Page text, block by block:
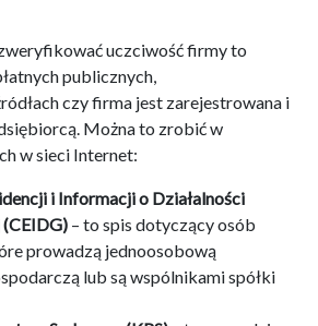
uczciwość firmy to
publicznych,
czy firma jest zarejestrowana i
Można to zrobić w
w sieci Internet:
i Informacji o Działalności
– to spis dotyczący osób
prowadzą jednoosobową
lub są wspólnikami spółki